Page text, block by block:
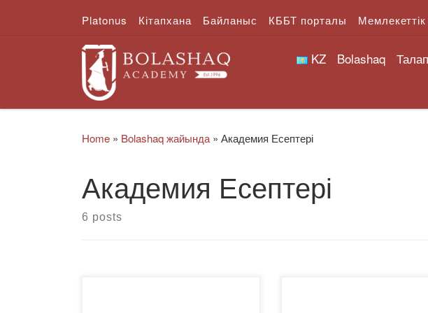
Skip to contentPlatonus Кітапхана Байланыс КББТ порталы
KZ Bolashaq
Home » Bolashaq жайында » Академия Есептері
Академия Есептері
6 posts